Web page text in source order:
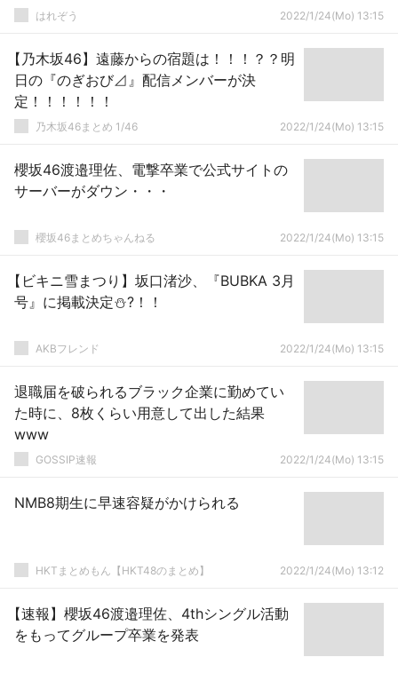
はれぞう 2022/1/24(Mo) 13:15
【乃木坂46】遠藤からの宿題は！！！？？明
日の『のぎおび⊿』配信メンバーが決
定！！！！！！
乃木坂46まとめ 1/46 2022/1/24(Mo) 13:15
櫻坂46渡邉理佐、電撃卒業で公式サイトの
サーバーがダウン・・・
櫻坂46まとめちゃんねる 2022/1/24(Mo) 13:15
【ビキニ雪まつり】坂口渚沙、『BUBKA 3月
号』に掲載決定⛄?！！
AKBフレンド 2022/1/24(Mo) 13:15
退職届を破られるブラック企業に勤めてい
た時に、8枚くらい用意して出した結果
www
GOSSIP速報 2022/1/24(Mo) 13:15
NMB8期生に早速容疑がかけられる
HKTまとめもん【HKT48のまとめ】 2022/1/24(Mo) 13:12
【速報】櫻坂46渡邉理佐、4thシングル活動
をもってグループ卒業を発表